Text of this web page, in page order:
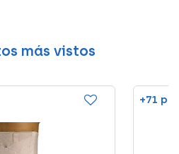
más vistos
+71